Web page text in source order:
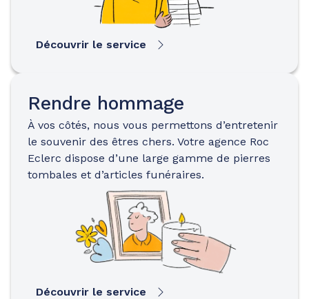
Découvrir le service
Rendre hommage
À vos côtés, nous vous permettons d’entretenir
le souvenir des êtres chers. Votre agence Roc
Eclerc dispose d’une large gamme de pierres
tombales et d’articles funéraires.
Découvrir le service